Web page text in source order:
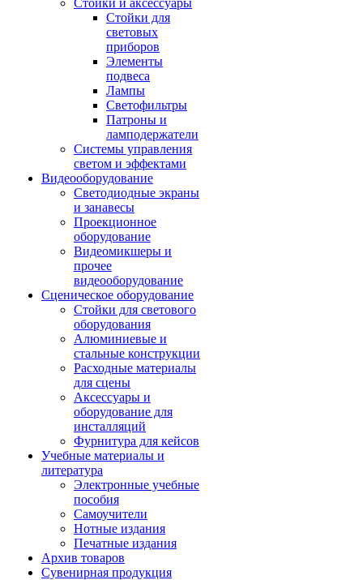
Стойки и аксессуары
Стойки для
световых
приборов
Элементы
подвеса
Лампы
Светофильтры
Патроны и
ламподержатели
Системы управления
светом и эффектами
Видеооборудование
Светодиодные экраны
и занавесы
Проекционное
оборудование
Видеомикшеры и
прочее
видеооборудование
Сценическое оборудование
Стойки для светового
оборудования
Алюминиевые и
стальные конструкции
Расходные материалы
для сцены
Аксессуары и
оборудование для
инсталляций
Фурнитура для кейсов
Учебные материалы и
литература
Электронные учебные
пособия
Самоучители
Нотные издания
Печатные издания
Архив товаров
Сувенирная продукция